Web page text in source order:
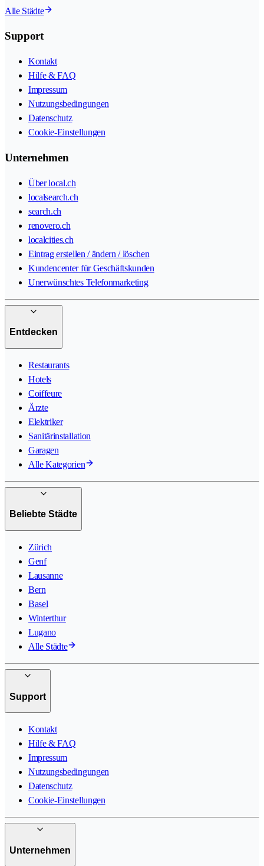
Alle Städte
Support
Kontakt
Hilfe & FAQ
Impressum
Nutzungsbedingungen
Datenschutz
Cookie-Einstellungen
Unternehmen
Über local.ch
localsearch.ch
search.ch
renovero.ch
localcities.ch
Eintrag erstellen / ändern / löschen
Kundencenter für Geschäftskunden
Unerwünschtes Telefonmarketing
Entdecken
Restaurants
Hotels
Coiffeure
Ärzte
Elektriker
Sanitärinstallation
Garagen
Alle Kategorien
Beliebte Städte
Zürich
Genf
Lausanne
Bern
Basel
Winterthur
Lugano
Alle Städte
Support
Kontakt
Hilfe & FAQ
Impressum
Nutzungsbedingungen
Datenschutz
Cookie-Einstellungen
Unternehmen